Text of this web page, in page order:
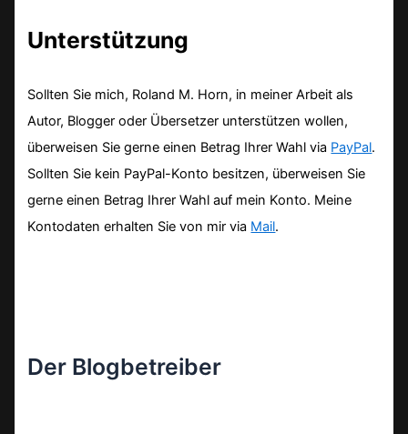
Unterstützung
Sollten Sie mich, Roland M. Horn, in meiner Arbeit als
Autor, Blogger oder Übersetzer unterstützen wollen,
überweisen Sie gerne einen Betrag Ihrer Wahl via PayPal.
Sollten Sie kein PayPal-Konto besitzen, überweisen Sie
gerne einen Betrag Ihrer Wahl auf mein Konto. Meine
Kontodaten erhalten Sie von mir via Mail.
Der Blogbetreiber